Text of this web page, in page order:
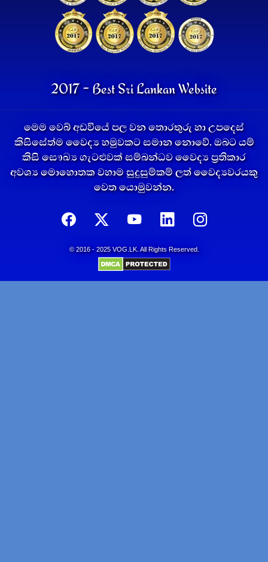
2017 - Best Sri Lankan Website
මෙම වෙබ් අඩවියේ පල වන තොරතුරු හා උපදෙස්
කිසිසේත්ම වෛද්‍ය හමුවකට සමාන නොවේ. ඔබට යම්
කිසි සෞඛ්‍ය ගැටළුවක් සම්බන්ධව වෛද්‍ය ප්‍රතිකාර
අවශ්‍ය මොහොතක වහාම සුදුසුම්කම් ලත් වෛද්‍යවරයකු
වෙත යොමුවන්න.
© 2016 - 2025 VOG.LK. All Rights Reserved.